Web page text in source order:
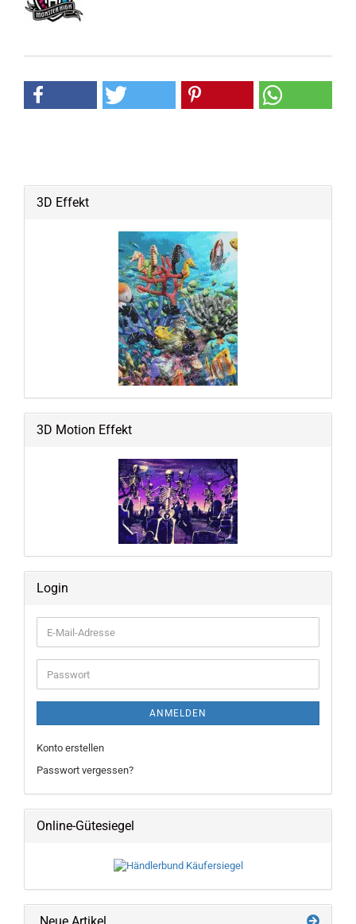
3D Effekt
3D Motion Effekt
Login
E-
Mail-
Adresse
Passwort
ANMELDEN
Konto erstellen
Passwort vergessen?
Online-Gütesiegel